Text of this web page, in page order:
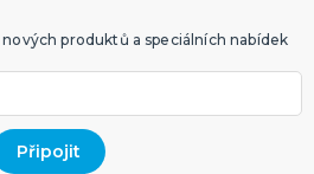
produktů a speciálních nabídek